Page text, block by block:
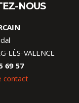
NOUS
LÈS-VALENCE
69 57
contact